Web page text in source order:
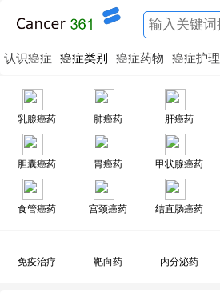
认识癌症 癌症类别 癌症药物 癌症护理
乳腺癌药 肺癌药 肝癌药
胆囊癌药 胃癌药 甲状腺癌药
食管癌药 宫颈癌药 结直肠癌药
免疫治疗 靶向药 内分泌药